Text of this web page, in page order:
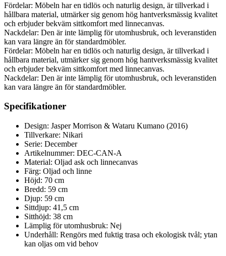
Fördelar: Möbeln har en tidlös och naturlig design, är tillverkad i
hållbara material, utmärker sig genom hög hantverksmässig kvalitet
och erbjuder bekväm sittkomfort med linnecanvas.
Nackdelar: Den är inte lämplig för utomhusbruk, och leveranstiden
kan vara längre än för standardmöbler.
Fördelar: Möbeln har en tidlös och naturlig design, är tillverkad i
hållbara material, utmärker sig genom hög hantverksmässig kvalitet
och erbjuder bekväm sittkomfort med linnecanvas.
Nackdelar: Den är inte lämplig för utomhusbruk, och leveranstiden
kan vara längre än för standardmöbler.
Specifikationer
Design: Jasper Morrison & Wataru Kumano (2016)
Tillverkare: Nikari
Serie: December
Artikelnummer: DEC-CAN-A
Material: Oljad ask och linnecanvas
Färg: Oljad och linne
Höjd: 70 cm
Bredd: 59 cm
Djup: 59 cm
Sittdjup: 41,5 cm
Sitthöjd: 38 cm
Lämplig för utomhusbruk: Nej
Underhåll: Rengörs med fuktig trasa och ekologisk tvål; ytan
kan oljas om vid behov